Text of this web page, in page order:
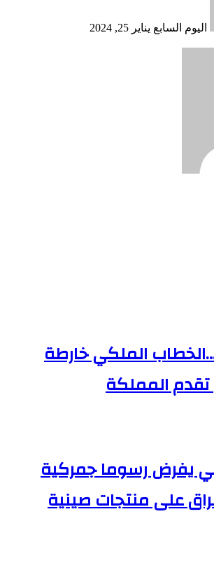
اليوم السابع يناير 25, 2024
الملكي خارطة
المملكة
يفرض رسوما جمركية
على منتجات صينية